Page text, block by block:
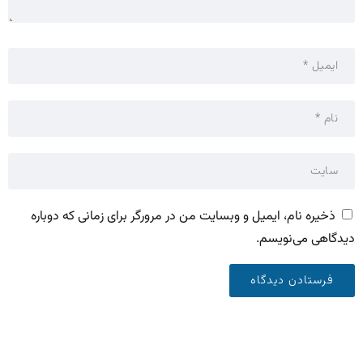
ذخیره نام، ایمیل و وبسایت من در مرورگر برای زمانی که دوباره
دیدگاهی می‌نویسم.